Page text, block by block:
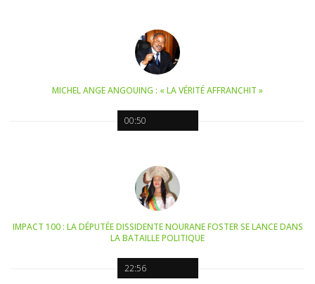
00:50
MICHEL ANGE ANGOUING : « LA VÉRITÉ AFFRANCHIT »
22:56
IMPACT 100 : LA DÉPUTÉE DISSIDENTE NOURANE FOSTER SE LANCE DANS
LA BATAILLE POLITIQUE